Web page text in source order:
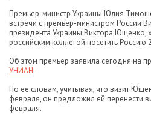
Премьер-министр Украины Юлия
встречи с премьер-министром России
президента Украины Виктора Ющенко,
российским коллегой посетить Россию
Об этом премьер заявила сегодня на
УНИАН.
По ее словам, учитывая, что визит
февраля, он предложил ей перенести
февраля.